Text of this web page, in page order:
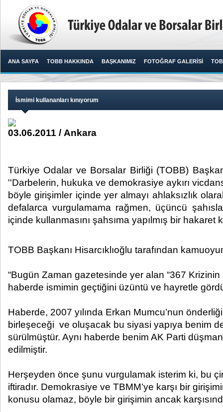
ANA SAYFA TOBB HAKKINDA BAŞKANIMIZ FOTOĞRAF GALERİSİ
İsmimi kullananları kınıyorum
03.06.2011 / Ankara
Türkiye Odalar ve Borsalar Birliği (TOBB)
''Darbelerin, hukuka ve demokrasiye aykırı
böyle girişimler içinde yer almayı ahlaksızlık
defalarca vurgulamama rağmen, üçüncü
içinde kullanmasını şahsıma yapılmış bir hakaret
TOBB Başkanı Hisarcıklıoğlu tarafından
“Bugün Zaman gazetesinde yer alan “367 Krizinin
haberde ismimin geçtiğini üzüntü ve hayretle
Haberde, 2007 yılında Erkan Mumcu’nun
birleşeceği ve oluşacak bu siyasi yapıya benim
sürülmüştür. Aynı haberde benim AK Parti
edilmiştir.
Herşeyden önce şunu vurgulamak isterim ki, bu
iftiradır. Demokrasiye ve TBMM’ye karşı bir
konusu olamaz, böyle bir girişimin ancak